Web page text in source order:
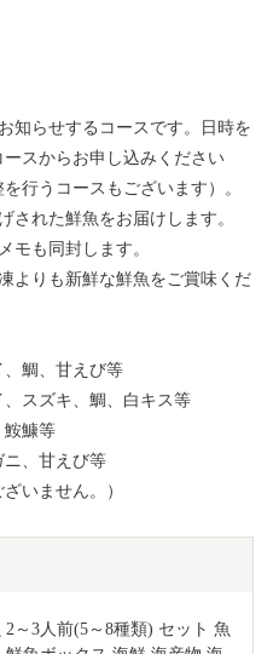
知らせするコースです。日時を
スからお申し込みください
行うコースもございます）。
された鮮魚をお届けします。
モも同封します。
よりも新鮮な鮮魚をご賞味くだ
、鯛、甘えび等
、スズキ、鯛、白キス等
鮟鱇等
ニ、甘えび等
いません。）
～3人前(5～8種類) セット 魚